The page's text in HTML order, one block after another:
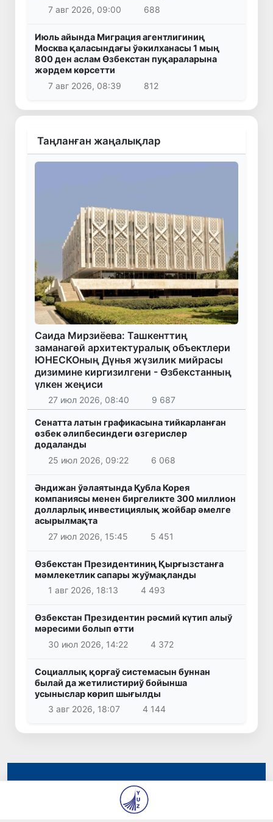
7 авг 2026, 09:00
688
Июль айында Миграция агентлигиниң
Москва қаласындағы ўәкилханасы 1 мың
800 ден аслам Өзбекстан пуқараларына
жәрдем көрсетти
7 авг 2026, 08:39
812
Таңланған жаңалықлар
Саида Мирзиёева: Ташкенттиң
заманагөй архитектуралық объектлери
ЮНЕСКОның Дүнья жүзилик мийрасы
дизимине киргизилгени - Өзбекстанның
үлкен жеңиси
27 июл 2026, 08:40 9 687
Сенатта латын графикасына тийкарланған
өзбек әлипбесиндеги өзгерислер
додаланды
25 июл 2026, 09:22
6 068
Әндижан ўәлаятында Қубла Корея
компаниясы менен биргеликте 300 миллион
долларлық инвестициялық жойбар әмелге
асырылмақта
27 июл 2026, 15:45
5 451
Өзбекстан Президентиниң Қырғызстанға
мәмлекетлик сапары жуўмақланды
1 авг 2026, 18:13
4 493
Өзбекстан Президентин рәсмий күтип алыў
мәресими болып өтти
30 июл 2026, 14:22
4 372
Социаллық қорғаў системасын буннан
былай да жетилистириў бойынша
усыныслар көрип шығылды
3 авг 2026, 18:07
4 144
«Янги Ўзбекистон» и «Правда Востока»
газеталары редакциясы